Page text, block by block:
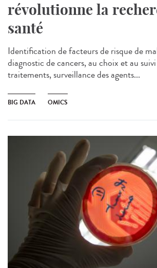
révolutionne la
santé
Identification de facteurs de risque de
diagnostic de cancers, au choix et au
traitements, surveillance des agents...
BIG DATA OMICS